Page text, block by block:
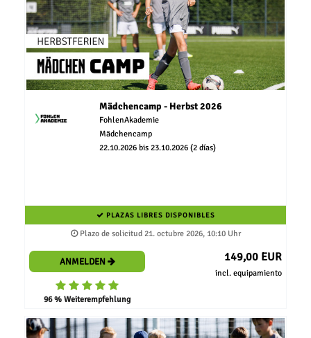
Mädchencamp - Herbst 2026
FohlenAkademie
Mädchencamp
22.10.2026 bis 23.10.2026 (2 días)
PLAZAS LIBRES DISPONIBLES
Plazo de solicitud 21. octubre 2026, 10:10 Uhr
ANMELDEN
96 % Weiterempfehlung
149,00 EUR
incl. equipamiento